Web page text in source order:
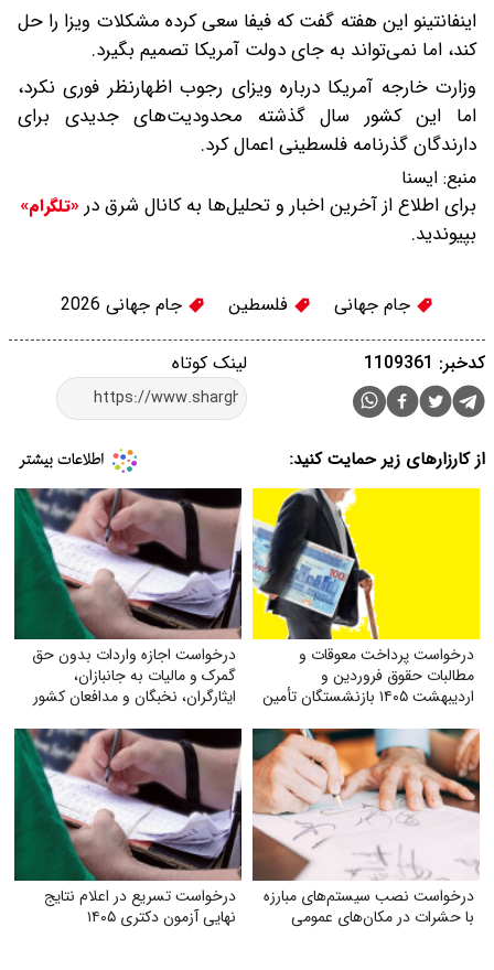
اینفانتینو این هفته گفت که فیفا سعی کرده مشکلات ویزا را حل
کند، اما نمی‌تواند به جای دولت آمریکا تصمیم بگیرد.
وزارت خارجه آمریکا درباره ویزای رجوب اظهارنظر فوری نکرد،
اما این کشور سال گذشته محدودیت‌های جدیدی برای
دارندگان گذرنامه فلسطینی اعمال کرد.
منبع: ایسنا
برای اطلاع از آخرین اخبار و تحلیل‌ها به کانال شرق در «تلگرام»
بپیوندید.
جام جهانی فلسطین جام جهانی 2026
لینک کوتاه کدخبر: 1109361
از کارزارهای زیر حمایت کنید:
درخواست پرداخت معوقات و
مطالبات حقوق فروردین و
اردیبهشت ۱۴۰۵ بازنشستگان تأمین
درخواست اجازه واردات بدون حق
گمرک و مالیات به جانبازان،
ایثارگران، نخبگان و مدافعان کشور
درخواست نصب سیستم‌های مبارزه
با حشرات در مکان‌های عمومی
درخواست تسریع در اعلام نتایج
نهایی آزمون دکتری ۱۴۰۵